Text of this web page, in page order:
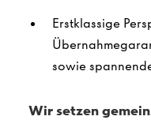
Erstklassige
sowie
Wir setzen